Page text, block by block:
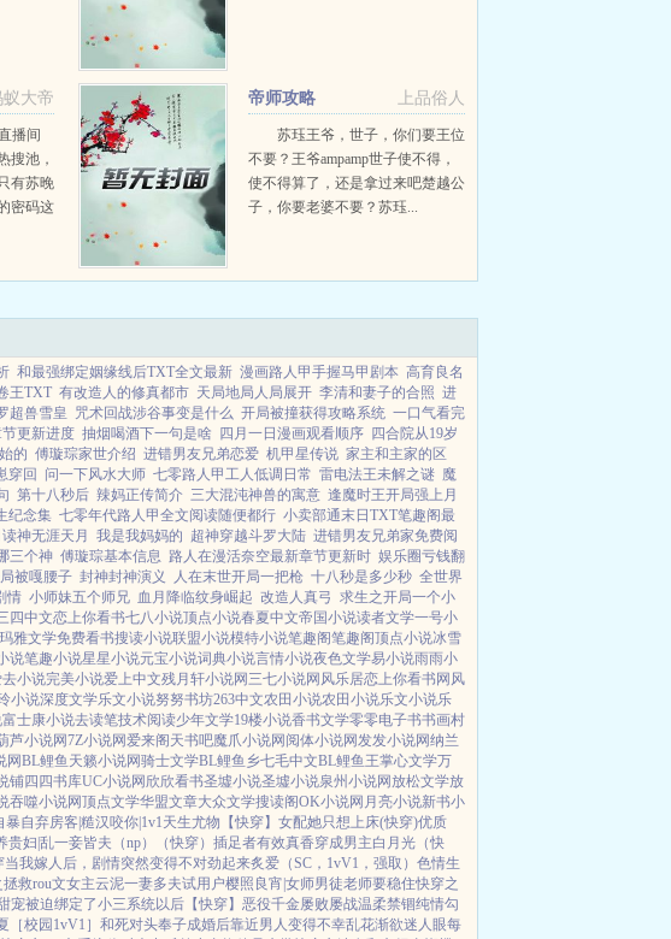
蚁大帝
播间
搜池，
有苏晚
密码这
是经...
上品俗人
帝师攻略
苏珏王爷，世子，你们要王位
不要？王爷ampamp世子使不得，
使不得算了，还是拿过来吧楚越公
子，你要老婆不要？苏珏...
和最强绑定姻缘线后TXT全文最新 漫画路人甲手握马甲剧本 高育良名
王TXT 有改造人的修真都市 天局地局人局展开 李清和妻子的合照 进
超兽雪皇 咒术回战涉谷事变是什么 开局被撞获得攻略系统 一口气看完
更新进度 抽烟喝酒下一句是啥 四月一日漫画观看顺序 四合院从19岁
的 傅璇琮家世介绍 进错男友兄弟恋爱 机甲星传说 家主和主家的区
穿回 问一下风水大师 七零路人甲工人低调日常 雷电法王未解之谜 魔
第十八秒后 辣妈正传简介 三大混沌神兽的寓意 逢魔时王开局强上月
纪念集 七零年代路人甲全文阅读随便都行 小卖部通末日TXT笔趣阁最
神无涯天月 我是我妈妈的 超神穿越斗罗大陆 进错男友兄弟家免费阅
三个神 傅璇琮基本信息 路人在漫活奈空最新章节更新时 娱乐圈亏钱翻
被嘎腰子 封神封神演义 人在末世开局一把枪 十八秒是多少秒 全世界
情 小师妹五个师兄 血月降临纹身崛起 改造人真弓 求生之开局一个小
四中文恋上你看书七八小说顶点小说春夏中文帝国小说读者文学一号小
玛雅文学免费看书搜读小说联盟小说模特小说笔趣阁笔趣阁顶点小说冰雪
说笔趣小说星星小说元宝小说词典小说言情小说夜色文学易小说雨雨小
小说完美小说爱上中文残月轩小说网 三七小说网 风乐居恋上你看书网 风
小说深度文学乐文小说努努书坊263中文农田小说农田小说乐文小说乐
富士康小说去读笔技术阅读少年文学19楼小说香书文学零零电子书书画村
芦小说网7Z小说网爱来阁 天书吧魔爪小说网 阅体小说网发发小说网纳兰
网BL鲤鱼 天籁小说网骑士文学BL鲤鱼乡七毛中文BL鲤鱼王掌心文学万
铺四四书库UC小说网 欣欣看书圣墟小说圣墟小说泉州小说网放松文学放
吞噬小说网顶点文学华盟文章大众文学搜读阁OK小说网 月亮小说新书小
暴自弃房客|糙汉咬你|1v1天生尤物【快穿】 女配她只想上床(快穿)优质
贵妇|乱一妾皆夫（np） （快穿）插足者有效真香穿成男主白月光（快
当我嫁人后，剧情突然变得不对劲起来炙爱（SC，1vV1，强取） 色情生
救rou文女主云泥一妻多夫试用户樱照良宵|女师男徒老师要稳住快穿之
宠被迫绑定了小三系统以后【快穿】 恶役千金屡败屡战温柔禁锢纯情勾
［校园1vV1］ 和死对头奉子成婚后靠近男人变得不幸乱花渐欲迷人眼每